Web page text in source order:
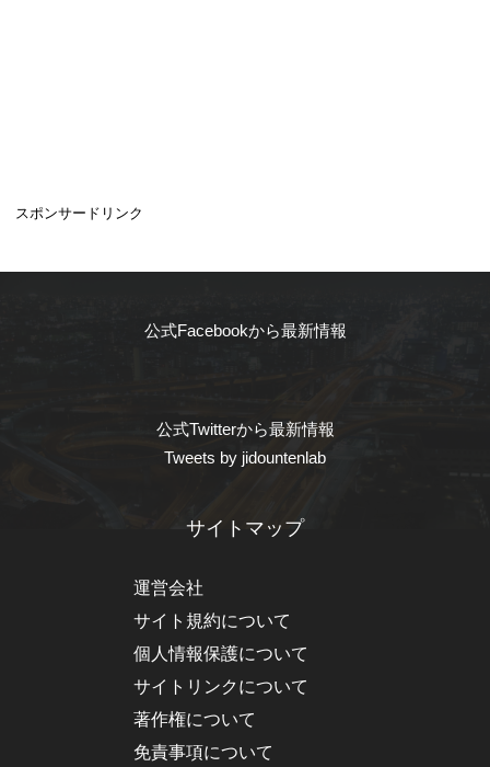
スポンサードリンク
公式Facebookから最新情報
公式Twitterから最新情報
Tweets by jidountenlab
サイトマップ
運営会社
サイト規約について
個人情報保護について
サイトリンクについて
著作権について
免責事項について